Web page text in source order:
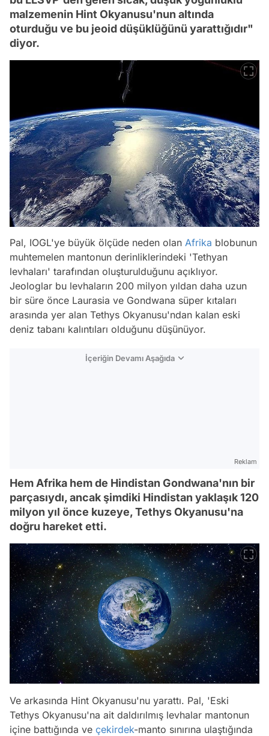
malzemenin Hint Okyanusu'nun altında
oturduğu ve bu jeoid düşüklüğünü yarattığıdır"
diyor.
Pal, IOGL'ye büyük ölçüde neden olan Afrika blobunun
muhtemelen mantonun derinliklerindeki 'Tethyan
levhaları' tarafından oluşturulduğunu açıklıyor.
Jeologlar bu levhaların 200 milyon yıldan daha uzun
bir süre önce Laurasia ve Gondwana süper kıtaları
arasında yer alan Tethys Okyanusu'ndan kalan eski
deniz tabanı kalıntıları olduğunu düşünüyor.
İçeriğin Devamı Aşağıda
Reklam
Hem Afrika hem de Hindistan Gondwana'nın bir
parçasıydı, ancak şimdiki Hindistan yaklaşık 120
milyon yıl önce kuzeye, Tethys Okyanusu'na
doğru hareket etti.
Ve arkasında Hint Okyanusu'nu yarattı. Pal, 'Eski
Tethys Okyanusu'na ait daldırılmış levhalar mantonun
içine battığında ve çekirdek-manto sınırına ulaştığında